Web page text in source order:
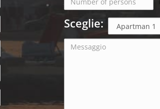
Sceglie: